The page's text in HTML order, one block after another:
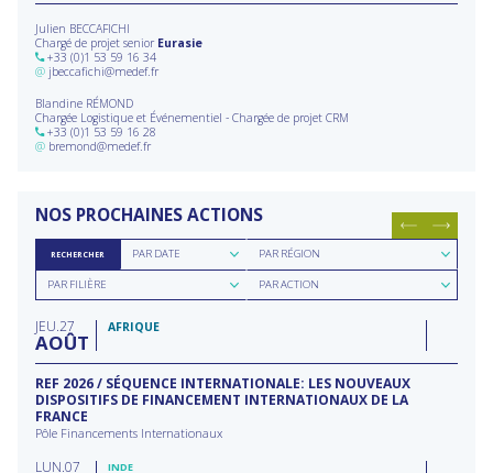
Julien BECCAFICHI
Chargé de projet senior Eurasie
+33 (0)1 53 59 16 34
@ jbeccafichi@medef.fr
Blandine RÉMOND
Chargée Logistique et Événementiel - Chargée de projet CRM
+33 (0)1 53 59 16 28
@ bremond@medef.fr
NOS PROCHAINES ACTIONS
RECHERCHER
Rechercher
parPAR DATE
Rechercher
par
région
PAR RÉGION
Rechercher
parPAR FILIÈRE
Rechercher
parPAR ACTION
JEU 27
AOÛT
AFRIQUE
REF 2026 / SÉQUENCE INTERNATIONALE: LES NOUVEAUX
DISPOSITIFS DE FINANCEMENT INTERNATIONAUX DE LA
FRANCE
Pôle Financements Internationaux
LUN 07 INDE